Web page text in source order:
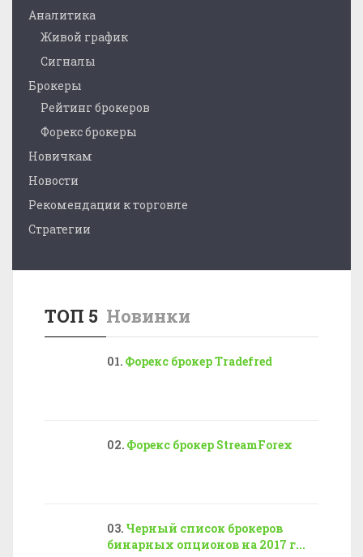
Аналитика
Живой график
Сигналы
Брокеры
Рейтинг брокеров
Форекс брокеры
Новичкам
Новости
Рекомендации к торговле
Стратегии
ТОП 5 Новинки
Форекс брокер Tradefred
Форекс брокер StreamForex
Черный список брокеров
бинарных опционов на 2017 г...